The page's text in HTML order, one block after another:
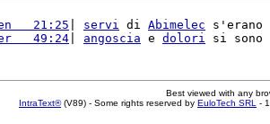
21:25 servi di Abimelec s'erano
49:24 angoscia e dolori si sono
Best viewed with any
IntraText®(V89) - Some rights reserved by EuloTech SRL -